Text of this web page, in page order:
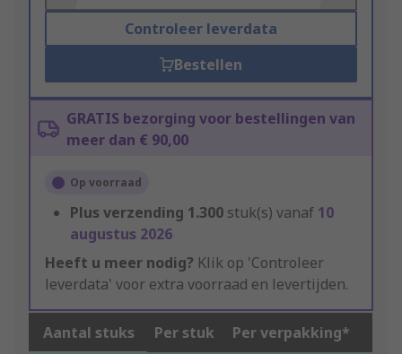
Controleer leverdata
Bestellen
GRATIS bezorging voor bestellingen van
meer dan € 90,00
Op voorraad
Plus verzending 1.300 stuk(s) vanaf 10
augustus 2026
Heeft u meer nodig? Klik op 'Controleer
leverdata' voor extra voorraad en levertijden.
Aantal stuks Per stuk Per verpakking*